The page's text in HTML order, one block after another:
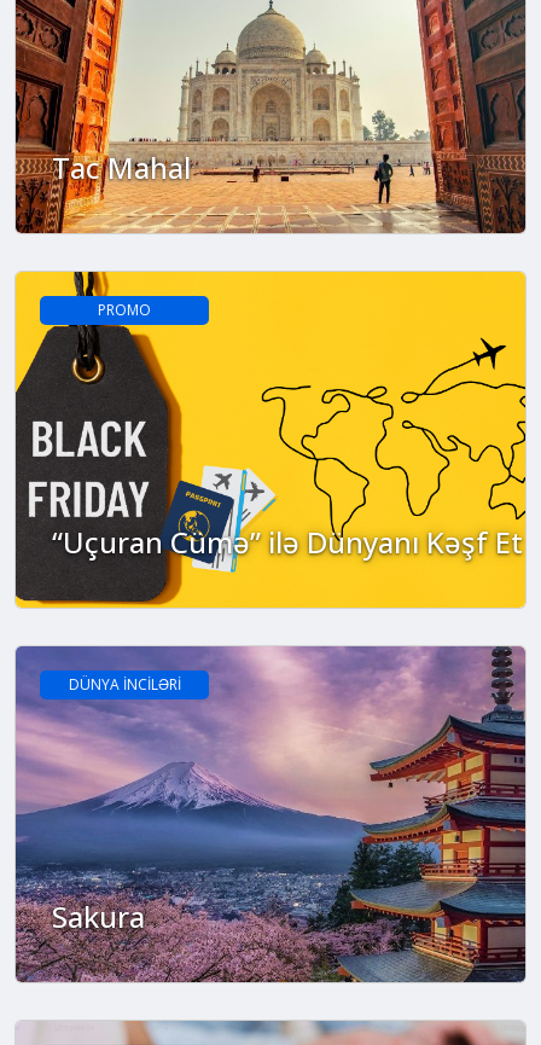
Tac Mahal
PROMO
“Uçuran Cümə” ilə Dünyanı Kəşf Et
DÜNYA İNCİLƏRİ
Sakura